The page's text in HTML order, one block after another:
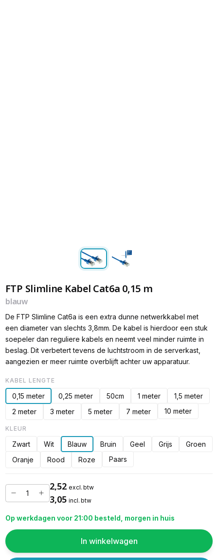
FTP Slimline Kabel Cat6a 0,15 m
blauw
De FTP Slimline Cat6a is een extra dunne netwerkkabel met
een diameter van slechts 3,8mm. De kabel is hierdoor een stuk
soepeler dan reguliere kabels en neemt veel minder ruimte in
beslag. Dit verbetert tevens de luchtstroom in de serverkast,
aangezien er meer ruimte overblijft achter uw apparatuur.
KABEL LENGTE
0,15 meter 0,25 meter 50cm 1 meter
1,5 meter
2 meter
3 meter 5 meter 7 meter 10 meter
KLEUR
Zwart Wit Blauw Bruin Geel Grijs
Groen
Oranje
Rood Roze Paars
2,52 excl. btw
3,05 incl. btw
Op werkdagen voor 21:00 besteld, morgen in huis
In winkelwagen